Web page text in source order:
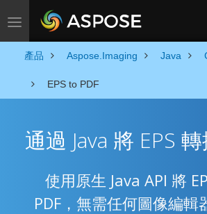
Toggle navigation
產品 Aspose.Imaging Java
EPS to PDF
通過 Java 將 EPS
使用原生 Java API 將
PDF，無需任何圖像編輯